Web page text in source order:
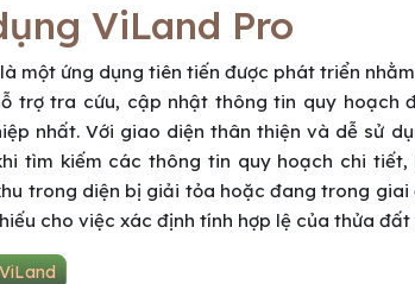
ViLand Pro
một ứng dụng tiên tiến được phát triển
trợ tra cứu, cập nhật thông tin quy hoạch
nhất. Với giao diện thân thiện và dễ sử
tìm kiếm các thông tin quy hoạch chi
trong diện bị giải tỏa hoặc đang trong
cho việc xác định tính hợp lệ của thửa